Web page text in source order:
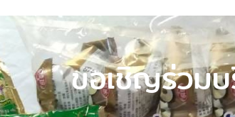
ขอเชิญร่วม